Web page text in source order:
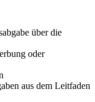
über die
oder
aus dem Leitfaden